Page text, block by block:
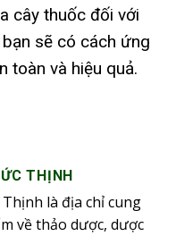
cây thuốc đối với
sẽ có cách ứng
toàn và hiệu quả.
THỊNH
là địa chỉ cung
về thảo dược, dược